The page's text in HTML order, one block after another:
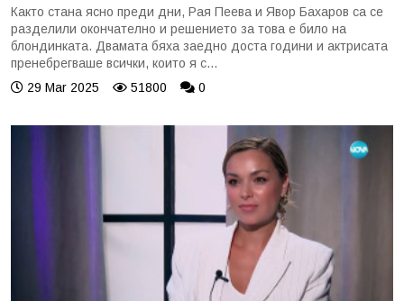
Както стана ясно преди дни, Рая Пеева и Явор Бахаров са се
разделили окончателно и решението за това е било на
блондинката. Двамата бяха заедно доста години и актрисата
пренебрегваше всички, които я с...
29 Mar 2025
51800 0